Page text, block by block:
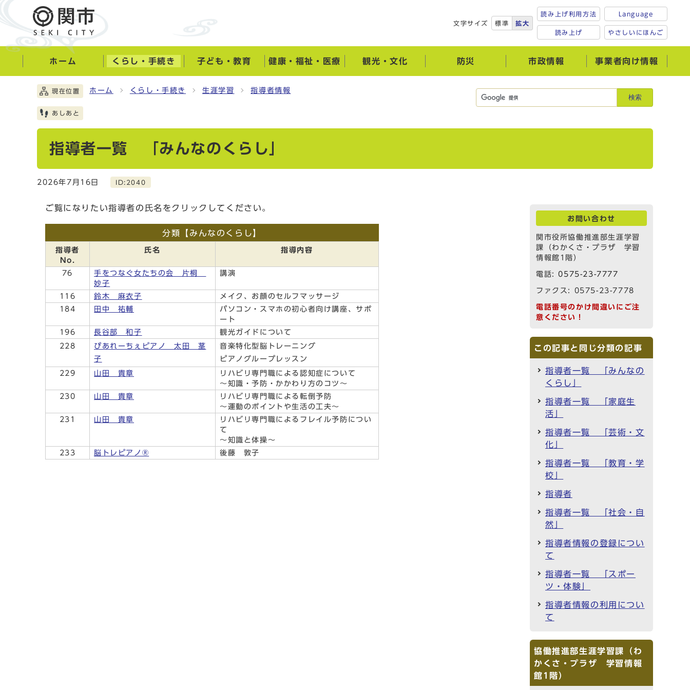
文字サイズ 標準 拡大
読み上げ利用方法
読み上げ
Language
やさしいにほんご
ホーム くらし・手続き 子ども・教育 健康・福祉・医療 観光・文化 防災 市政情報 事業者向け情報
検索
現在位置 ホーム くらし・手続き 生涯学習 指導者情報
あしあと
指導者一覧 「みんなのくらし」
2026年7月16日 ID:2040
ご覧になりたい指導者の氏名をクリックしてください。
分類【みんなのくらし】
指導者
No.
氏名 指導内容
76
手をつなぐ女たちの会 片桐
妙子
講演
116 鈴木 麻衣子
メイク、お顔のセルフマッサージ
184
田中 祐輔
パソコン・スマホの初心者向け講座、サポ
ート
196
長谷部 和子
観光ガイドについて
228
ぴあれーちぇピアノ 太田 茎
子
音楽特化型脳トレーニング
ピアノグループレッスン
229
山田 貴章
リハビリ専門職による認知症について
～知識・予防・かかわり方のコツ～
230
山田 貴章
リハビリ専門職による転倒予防
～運動のポイントや生活の工夫～
231
山田 貴章
リハビリ専門職によるフレイル予防につい
て
～知識と体操～
233
脳トレピアノ® 後藤 敦子
お問い合わせ
関市役所協働推進部生涯学習
課（わかくさ・プラザ 学習
情報館1階）
電話:0575-23-7777
ファクス: 0575-23-7778
電話番号のかけ間違いにご注
意ください！
この記事と同じ分類の記事
指導者一覧 「みんなの
くらし」
指導者一覧 「家庭生
活」
指導者一覧 「芸術・文
化」
指導者一覧 「教育・学
校」
指導者
指導者一覧 「社会・自
然」
指導者情報の登録につい
て
指導者一覧 「スポー
ツ・体験」
指導者情報の利用につい
て
協働推進部生涯学習課（わ
かくさ・プラザ 学習情報
館1階）